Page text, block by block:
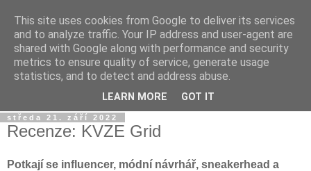
Dýmkařův koutek
Místo pro všechny, kteří se chtějí dozvědět něco o světě
vodních dýmek a trochu se pobavit!
středa 21. září 2022
Recenze: KVZE Grid
Potkají se influencer, módní návrhář, sneakerhead a
This site uses cookies from Google to deliver its services
and to analyze traffic. Your IP address and user-agent are
shared with Google along with performance and security
metrics to ensure quality of service, generate usage
statistics, and to detect and address abuse.
LEARN MORE GOT IT